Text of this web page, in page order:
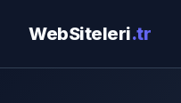
WebSiteleri.tr